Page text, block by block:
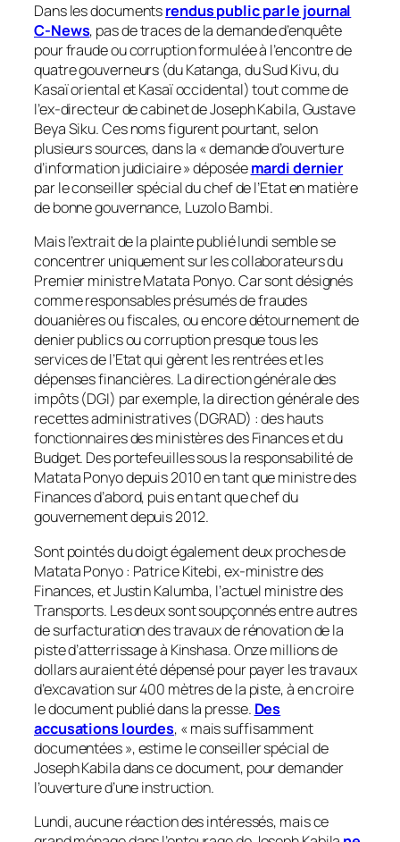
Dans les documentsrendus public par le journal
C-News, pas de traces de la demande d’enquête
pour fraude ou corruption formulée à l’encontre de
quatre gouverneurs (du Katanga, du Sud Kivu, du
Kasaï oriental et Kasaï occidental) tout comme de
l’ex-directeur de cabinet de Joseph Kabila, Gustave
Beya Siku. Ces noms figurent pourtant, selon
plusieurs sources, dans la « demande d’ouverture
d’information judiciaire » déposéemardi dernier
par le conseiller spécial du chef de l’Etat en matière
de bonne gouvernance, Luzolo Bambi.
Mais l’extrait de la plainte publié lundi semble se
concentrer uniquement sur les collaborateurs du
Premier ministre Matata Ponyo. Car sont désignés
comme responsables présumés de fraudes
douanières ou fiscales, ou encore détournement de
denier publics ou corruption presque tous les
services de l’Etat qui gèrent les rentrées et les
dépenses financières. La direction générale des
impôts (DGI) par exemple, la direction générale des
recettes administratives (DGRAD) : des hauts
fonctionnaires des ministères des Finances et du
Budget. Des portefeuilles sous la responsabilité de
Matata Ponyo depuis 2010 en tant que ministre des
Finances d’abord, puis en tant que chef du
gouvernement depuis 2012.
Sont pointés du doigt également deux proches de
Matata Ponyo : Patrice Kitebi, ex-ministre des
Finances, et Justin Kalumba, l’actuel ministre des
Transports. Les deux sont soupçonnés entre autres
de surfacturation des travaux de rénovation de la
piste d’atterrissage à Kinshasa. Onze millions de
dollars auraient été dépensé pour payer les travaux
d’excavation sur 400 mètres de la piste, à en croire
le document publié dans la presse. Des
accusations lourdes, «mais suffisamment
documentées», estime le conseiller spécial de
Joseph Kabila dans ce document, pour demander
l’ouverture d’une instruction.
Lundi, aucune réaction des intéressés, mais ce